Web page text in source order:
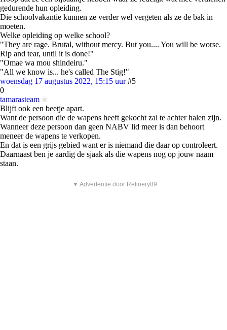
gedurende hun opleiding.
Die schoolvakantie kunnen ze verder wel vergeten als ze de bak in
moeten.
Welke opleiding op welke school?
"They are rage. Brutal, without mercy. But you.... You will be worse.
Rip and tear, until it is done!"
"Omae wa mou shindeiru."
"All we know is... he's called The Stig!"
woensdag 17 augustus 2022, 15:15 uur #5
0
tamarasteam
Blijft ook een beetje apart.
Want de persoon die de wapens heeft gekocht zal te achter halen zijn.
Wanneer deze persoon dan geen NABV lid meer is dan behoort
meneer de wapens te verkopen.
En dat is een grijs gebied want er is niemand die daar op controleert.
Daarnaast ben je aardig de sjaak als die wapens nog op jouw naam
staan.
▼ Advertentie door Refinery89